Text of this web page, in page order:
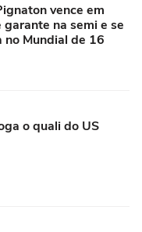
vence em
na semi e se
Mundial de 16
o quali do US